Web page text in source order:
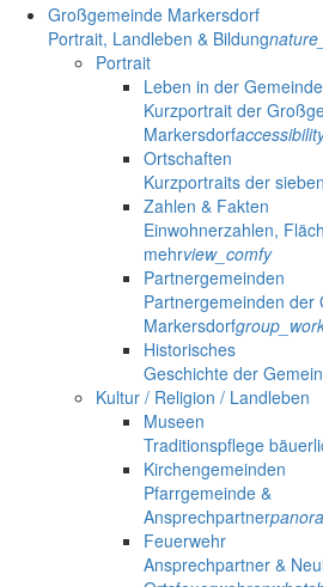
Großgemeinde Markersdorf
Portrait, Landleben & Bildung
Portrait
Leben in der Gemeinde
Kurzportrait der
Markersdorf
Ortschaften
Kurzportraits der
Zahlen & Fakten
Einwohnerzahlen,
mehrview_comfy
Partnergemeinden
Partnergemeinden der
Markersdorf
Historisches
Geschichte der
Kultur / Religion / Landleben
Museen
Traditionspflege
Kirchengemeinden
Pfarrgemeinde &
Ansprechpartner
Feuerwehr
Ansprechpartner &